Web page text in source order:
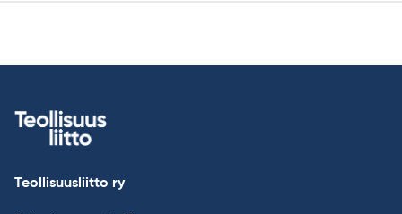
Teollisuusliitto ry